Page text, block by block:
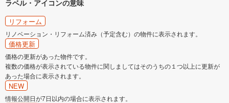
ラベル・アイコンの意味
リフォーム
リノベーション・リフォーム済み（予定含む）の物件に表示されます。
価格更新
価格の更新があった物件です。
複数の価格が表示されている物件に関しましてはそのうちの１つ以上に更新が
あった場合に表示されます。
NEW
情報公開日が7日以内の場合に表示されます。